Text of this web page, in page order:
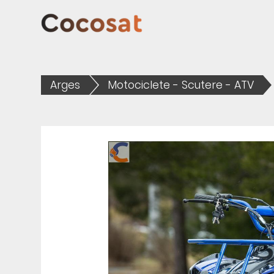
Arges Motociclete - Scutere - ATV